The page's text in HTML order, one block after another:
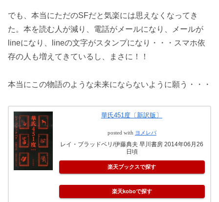
でも、本当にただのSFだと気楽には思えなくなってき
た。本を読む人が減り、電話がメールになり、メールが
lineになり、lineの文字がスタンプになり・・・スマホ依
存の人も増えてきているし、まさに！！
本当にこの物語のような未来にならないように願う・・・
華氏451度〔新訳版〕
posted with ヨメレバ
レイ・ブラッドベリ/伊藤典夫 早川書房 2014年06月26
日頃
楽天ブックスで探す
楽天koboで探す